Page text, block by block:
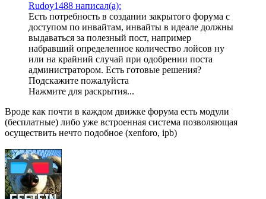
Rudoy1488 написал(а):
Есть потребность в создании закрытого форума с
доступом по инвайтам, инвайты в идеале должны
выдаваться за полезный пост, например
набравший определенное количество лойсов ну
или на крайний случай при одобрении поста
администратором. Есть готовые решения?
Подскажите пожалуйста
Нажмите для раскрытия...
Вроде как почти в каждом движке форума есть модули
(бесплатные) либо уже встроенная система позволяющая
осуществить нечто подобное (xenforo, ipb)